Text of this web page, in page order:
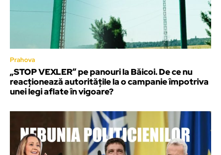
Prahova
„STOP VEXLER” pe panouri la Băicoi. De ce nu
reacționează autoritățile la o campanie împotriva
unei legi aflate în vigoare?